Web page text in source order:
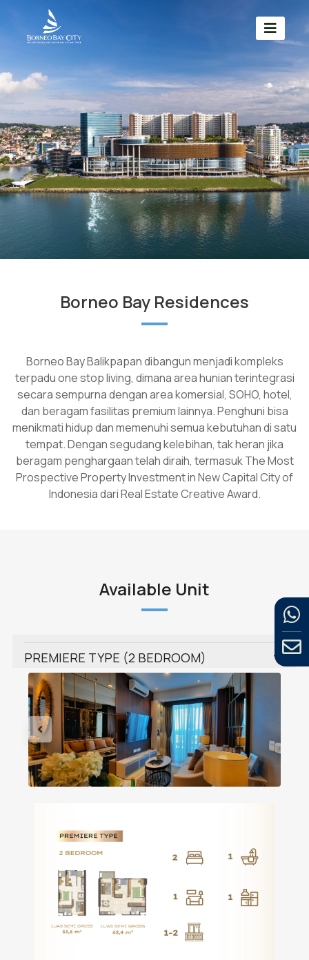
Borneo Bay Residences
Borneo Bay Balikpapan dibangun menjadi kompleks
terpadu one stop living, dimana area hunian terintegrasi
secara sempurna dengan area komersial, SOHO, hotel,
dan beragam fasilitas premium lainnya. Penghuni bisa
menikmati hidup dan memenuhi semua kebutuhan di satu
tempat. Dengan segudang kelebihan, tak heran jika
beragam penghargaan telah diraih, termasuk The Most
Prospective Property Investment in New Capital City of
Indonesia dari Real Estate Creative Award.
Available Unit
PREMIERE TYPE (2 BEDROOM)